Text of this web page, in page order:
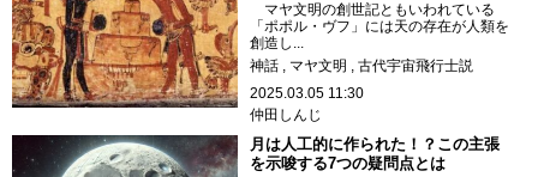
マヤ文明の創世記ともいわれている
「ポポル・ヴフ」には天の存在が人類を
創造し...
神話
マヤ文明
古代宇宙飛行士説
2025.03.05 11:30
仲田しんじ
月は人工的に作られた！？この主張
を示唆する7つの疑問点とは